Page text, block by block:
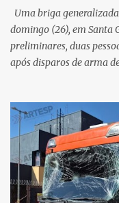
acidente. A Polícia
da ocorrência...
Uma briga
domingo (26), em Santa
preliminares, duas
após disparos de arma
começado dentro do
externa, quando dois
diversos disparos.
três pessoas foram
foram divulgadas
feridos. Equipes da